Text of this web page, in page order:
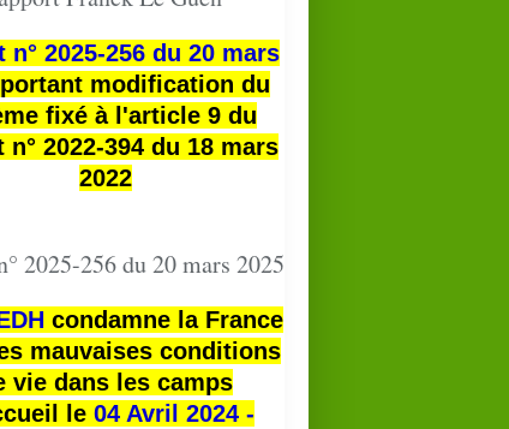
n° 2025-256 du 20 mars
portant modification du
fixé à l'article 9 du
n° 2022-394 du 18 mars
2022
2025-256 du 20 mars 2025
condamne la France
mauvaises conditions
vie dans les camps
le 04 Avril 2024 -